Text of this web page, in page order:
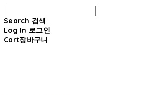
Search 검색
Log In 로그인
Cart장바구니